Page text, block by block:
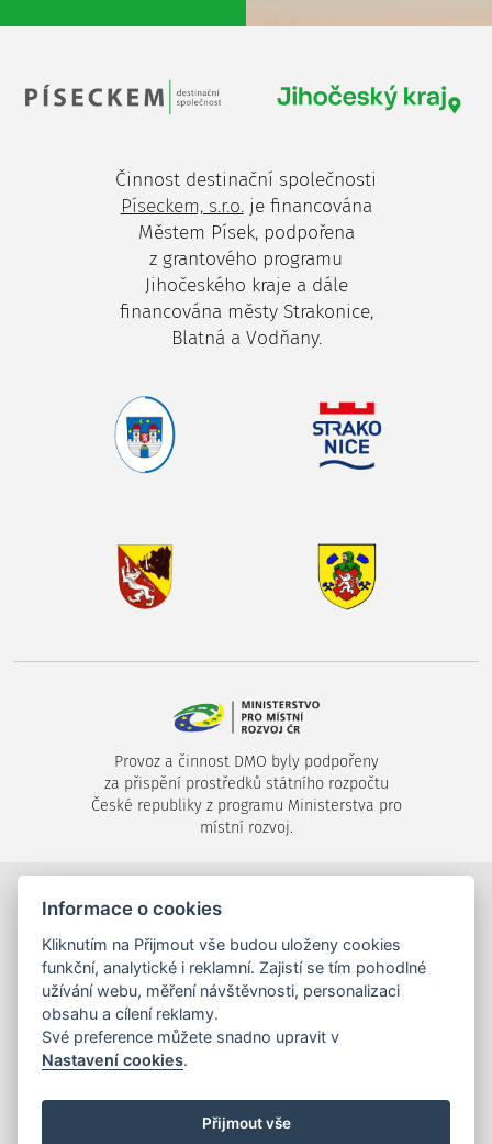
Činnost destinační společnosti
Píseckem, s.r.o.je financována
Městem Písek, podpořena
z grantového programu
Jihočeského kraje a dále
financována městy Strakonice,
Blatná a Vodňany.
Provoz a činnost DMO byly podpořeny
za přispění prostředků státního rozpočtu
České republiky z programu Ministerstva pro
místní rozvoj.
©2024-2026Destinační společnost Píseckem, s.r.o.
Velké náměstí 1/24, 397 01 Písek,
tel.: +420 725 053 144,info (zavináč) piseckem.cz
mapa stránek
Realizace a správa webu:Studio QUIN.cz
Informace o cookies
Kliknutím na Přijmout vše budou uloženy cookies
funkční, analytické i reklamní. Zajistí se tím pohodlné
užívání webu, měření návštěvnosti, personalizaci
obsahu a cílení reklamy.
Své preference můžete snadno upravit v
Nastavení cookies.
Přijmout vše